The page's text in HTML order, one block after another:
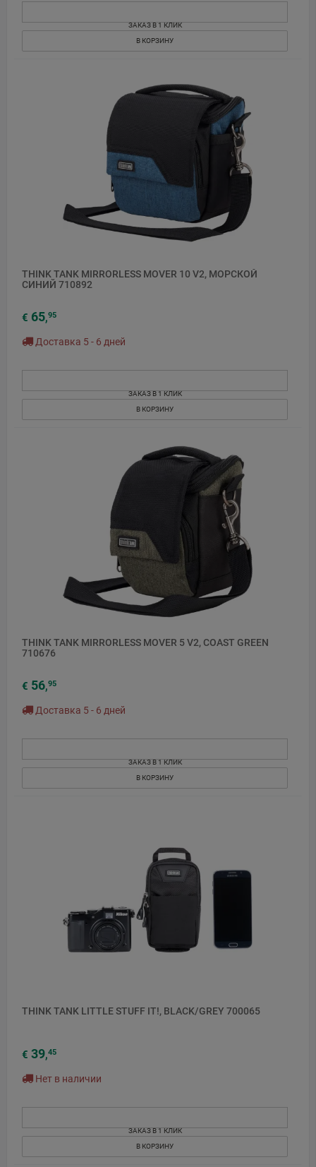
ЗАКАЗ В 1 КЛИК
В КОРЗИНУ
THINK TANK MIRRORLESS MOVER 10 V2, МОРСКОЙ
СИНИЙ 710892
€ 65,95
Доставка 5 - 6 дней
ЗАКАЗ В 1 КЛИК
В КОРЗИНУ
THINK TANK MIRRORLESS MOVER 5 V2, COAST GREEN
710676
€ 56,95
Доставка 5 - 6 дней
ЗАКАЗ В 1 КЛИК
В КОРЗИНУ
THINK TANK LITTLE STUFF IT!, BLACK/GREY 700065
€ 39,45
Нет в наличии
ЗАКАЗ В 1 КЛИК
В КОРЗИНУ